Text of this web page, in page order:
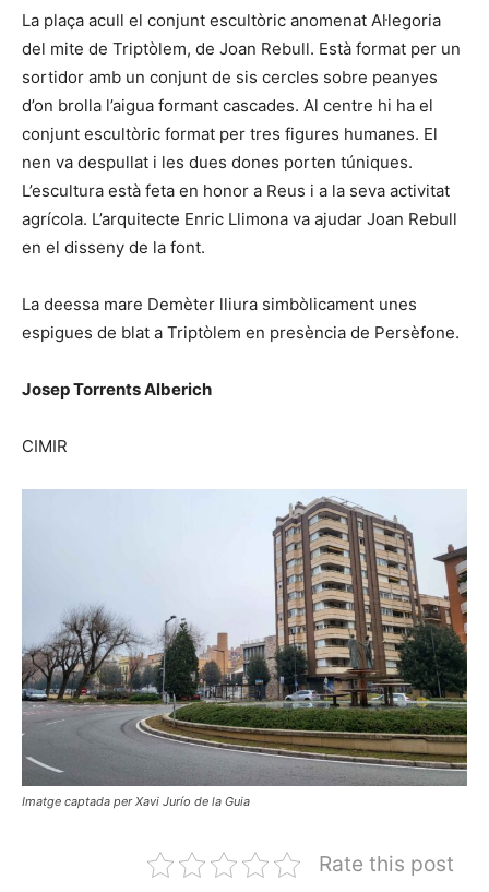
La plaça acull el conjunt escultòric anomenat Al·legoria
del mite de Triptòlem, de Joan Rebull. Està format per un
sortidor amb un conjunt de sis cercles sobre peanyes
d’on brolla l’aigua formant cascades. Al centre hi ha el
conjunt escultòric format per tres figures humanes. El
nen va despullat i les dues dones porten túniques.
L’escultura està feta en honor a Reus i a la seva activitat
agrícola. L’arquitecte Enric Llimona va ajudar Joan Rebull
en el disseny de la font.
La deessa mare Demèter lliura simbòlicament unes
espigues de blat a Triptòlem en presència de Persèfone.
Josep Torrents Alberich
CIMIR
Imatge captada per Xavi Jurío de la Guia
Rate this post